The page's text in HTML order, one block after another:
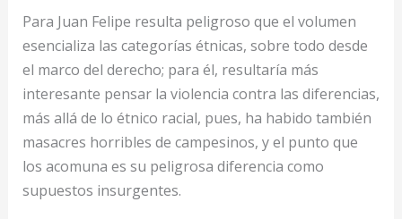
Para Juan Felipe resulta peligroso que el volumen
esencializa las categorías étnicas, sobre todo desde
el marco del derecho; para él, resultaría más
interesante pensar la violencia contra las diferencias,
más allá de lo étnico racial, pues, ha habido también
masacres horribles de campesinos, y el punto que
los acomuna es su peligrosa diferencia como
supuestos insurgentes.